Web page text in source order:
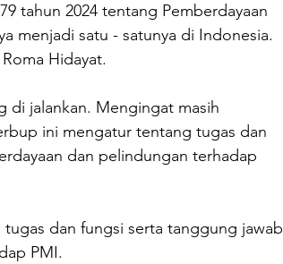
tahun 2024 tentang Pemberdayaan
menjadi satu - satunya di Indonesia.
Hidayat.
di jalankan. Mengingat masih
ini mengatur tentang tugas dan
dan pelindungan terhadap
dan fungsi serta tanggung jawab
PMI.